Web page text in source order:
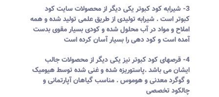
3- شیرابه کود کبوتر یکی دیگر از محصولات سایت کود
کبوتر است . شیرابه تولیدی از طریق علمی تولید شده و همه
املاح و مواد در آب محلول شده و کودی بسیار مقوی بدست
آمده است و کود دهی را بسیار آسان کرده است
4- قرصهای کود کبوتر نیز یکی دیگر از محصولات جالب
ایشان می باشد .پاستوریزه شده و غنی شده توسط هیومیک
و گوگرد معدنی و هوموس . مناسب گیاهان آپارتمانی و
چالکود تخصصی